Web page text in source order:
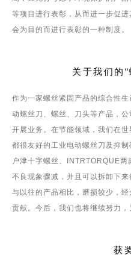
等项目进行表彰，从而进一步促
会为目的而进行表彰的一种制度。
关于我们的
作为一家螺丝紧固产品的综合性
动螺丝刀、螺丝、刀头等产品，
开展业务。在节能领域，我们在
都很友好的工业电动螺丝刀及抑
户津十字螺丝、INTRTORQUE两
不良现象骤减，并且可以拆卸下
与以往的产品相比，磨损较少，
贡献。今后，我们也将继续努力
获